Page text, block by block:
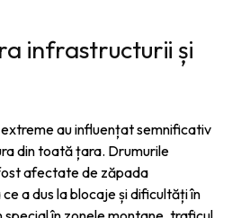
infrastructurii și
au influențat semnificativ
din toată țara. Drumurile
afectate de zăpada
a dus la blocaje și dificultăți în